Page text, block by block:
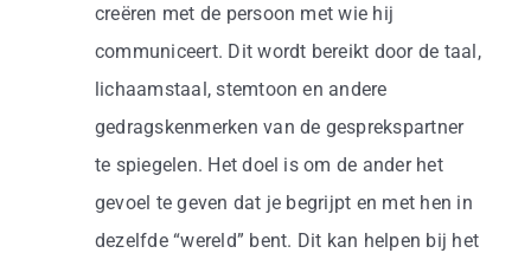
creëren met de persoon met wie hij
communiceert. Dit wordt bereikt door de taal,
lichaamstaal, stemtoon en andere
gedragskenmerken van de gesprekspartner
te spiegelen. Het doel is om de ander het
gevoel te geven dat je begrijpt en met hen in
dezelfde “wereld” bent. Dit kan helpen bij het